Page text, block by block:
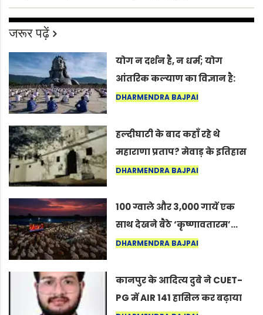
जरूर पढ़ें
योग न दर्शन है, न धर्म; योग
आंतरिक कल्याण का विज्ञान है:
अंतरराष्ट्रीय योग दिवस 2026 पर
DHARMENDRA BAJPAI
हल्दीघाटी के बाद कहाँ रहे थे
महाराणा प्रताप? मेवाड़ के इतिहास
का वह अनकहा अध्याय जो आज भी
DHARMENDRA BAJPAI
100 ग्वाले और 3,000 गायें एक
साथ देखने बैठे ‘कृष्णावतारम’…
नागपुर में दिखा ऐसा नज़ारा कि
कर सकते हैं”
DHARMENDRA BAJPAI
कानपुर के आदित्य दुबे ने CUET-
PG में AIR 141 हासिल कर बढ़ाया